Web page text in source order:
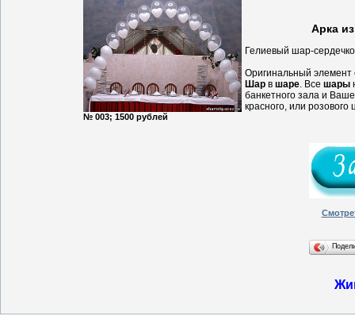
№ 003; 1500 рублей
Арка
Гелиевый шар-
Оригинальный
Шарв шаре. Все шары
банкетного зала и
красного, или розового